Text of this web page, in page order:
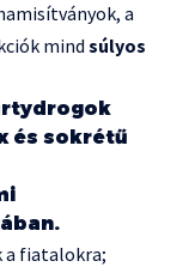
a
mind súlyos
és sokrétű
a fiatalokra;